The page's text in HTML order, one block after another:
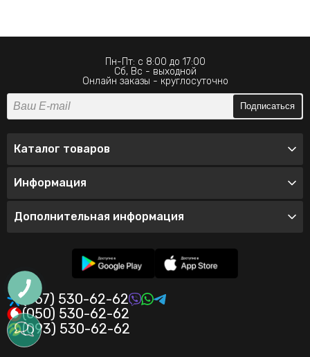
Пн-Пт: с 8:00 до 17:00
Сб, Вс - выходной
Онлайн заказы - круглосуточно
Подписаться
Каталог товаров
Информация
Дополнительная информация
(067) 530-62-62
(050) 530-62-62
(093) 530-62-62